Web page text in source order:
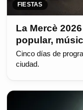
FIESTAS
La Mercè
popular,
Cinco días de
ciudad.